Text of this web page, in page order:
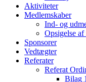
Aktiviteter
Medlemskaber
Ind- og
Opsigelse af
Sponsorer
Vedtægter
Referater
Referat
Bilag